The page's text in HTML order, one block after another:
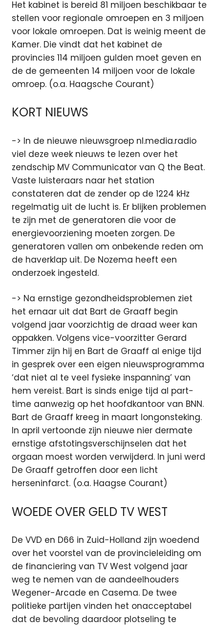
Het kabinet is bereid 81 miljoen beschikbaar te
stellen voor regionale omroepen en 3 miljoen
voor lokale omroepen. Dat is weinig meent de
Kamer. Die vindt dat het kabinet de
provincies 114 miljoen gulden moet geven en
de de gemeenten 14 miljoen voor de lokale
omroep. (o.a. Haagsche Courant)
KORT NIEUWS
-> In de nieuwe nieuwsgroep nl.media.radio
viel deze week nieuws te lezen over het
zendschip MV Communicator van Q the Beat.
Vaste luisteraars naar het station
constateren dat de zender op de 1224 kHz
regelmatig uit de lucht is. Er blijken problemen
te zijn met de generatoren die voor de
energievoorziening moeten zorgen. De
generatoren vallen om onbekende reden om
de haverklap uit. De Nozema heeft een
onderzoek ingesteld.
-> Na ernstige gezondheidsproblemen ziet
het ernaar uit dat Bart de Graaff begin
volgend jaar voorzichtig de draad weer kan
oppakken. Volgens vice-voorzitter Gerard
Timmer zijn hij en Bart de Graaff al enige tijd
in gesprek over een eigen nieuwsprogramma
‘dat niet al te veel fysieke inspanning’ van
hem vereist. Bart is sinds enige tijd al part-
time aanwezig op het hoofdkantoor van BNN.
Bart de Graaff kreeg in maart longonsteking.
In april vertoonde zijn nieuwe nier dermate
ernstige afstotingsverschijnselen dat het
orgaan moest worden verwijderd. In juni werd
De Graaff getroffen door een licht
herseninfarct. (o.a. Haagse Courant)
WOEDE OVER GELD TV WEST
De VVD en D66 in Zuid-Holland zijn woedend
over het voorstel van de provincieleiding om
de financiering van TV West volgend jaar
weg te nemen van de aandeelhouders
Wegener-Arcade en Casema. De twee
politieke partijen vinden het onacceptabel
dat de bevoling daardoor plotseling te